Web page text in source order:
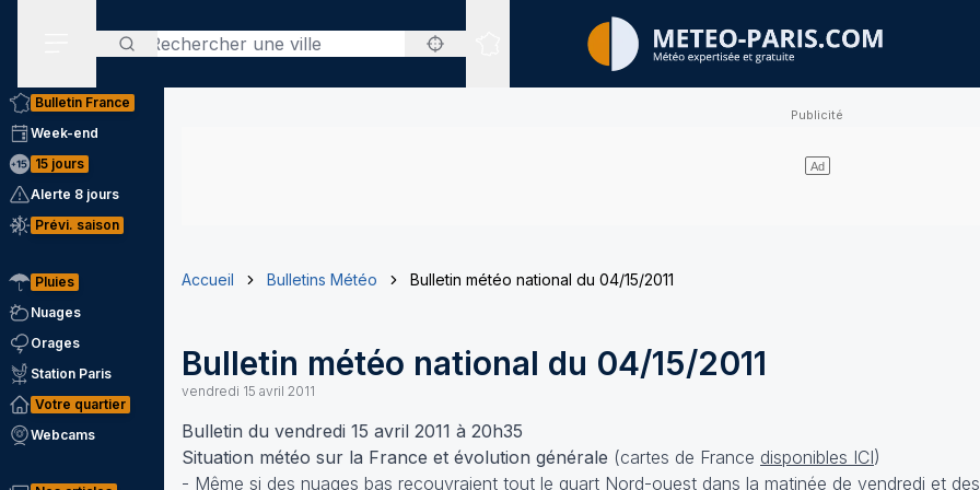
Rechercher
Sites expertisés
Bulletin France
Week-end
15 jours
Alerte 8 jours
Prévi. saison
Pluies
Nuages
Orages
Station Paris
Votre quartier
Webcams
Accueil Bulletins Météo Bulletin météo national du 04/15/2011
Bulletin météo national du 04/15/2011
vendredi 15 avril 2011
Bulletin du vendredi 15 avril 2011 à 20h35
Situation météo sur la France et évolution générale (cartes de France disponibles ICI)
- Même si des nuages bas recouvraient tout le quart Nord-ouest dans la matinée de vendredi et